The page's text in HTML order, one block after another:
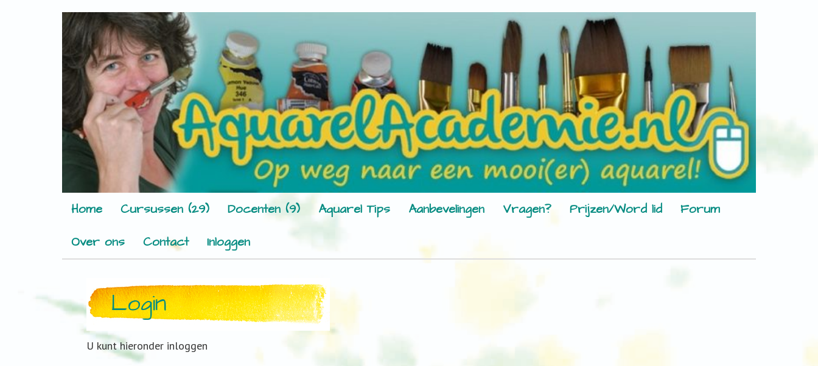
Home Cursussen (29) Docenten (9) Aquarel Tips Aanbevelingen Vragen? Prijzen/Word lid
Forum
Over ons
Contact Inloggen
Login
U kunt hieronder inloggen